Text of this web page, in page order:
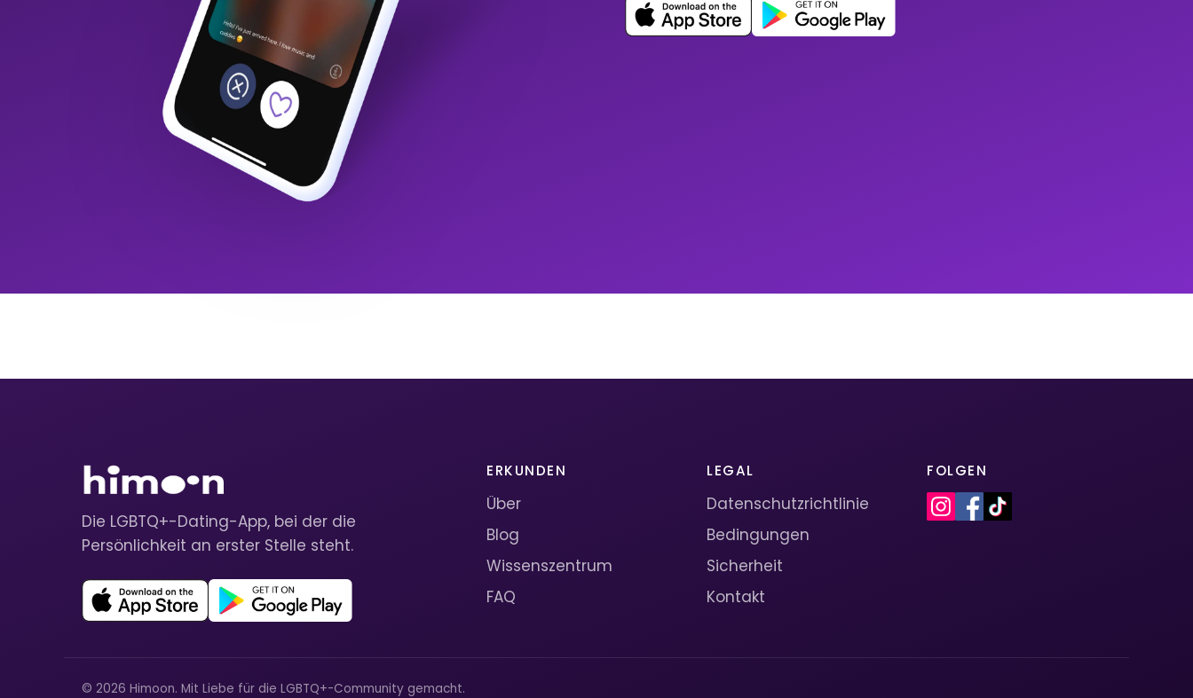
Die LGBTQ+-Dating-App, bei der die
Persönlichkeit an erster Stelle steht.
ERKUNDEN
Über
Blog
Wissenszentrum
FAQ
LEGAL
Datenschutzrichtlinie
Bedingungen
Sicherheit
Kontakt
FOLGEN
© 2026 Himoon. Mit Liebe für die LGBTQ+-Community gemacht.